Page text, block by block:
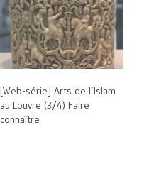
[Web-série] Arts de l’Islam
au Louvre (3/4) Faire
connaître